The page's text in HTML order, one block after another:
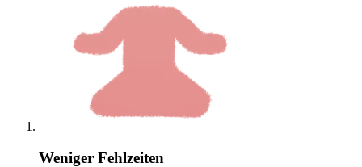
Weniger Fehlzeiten